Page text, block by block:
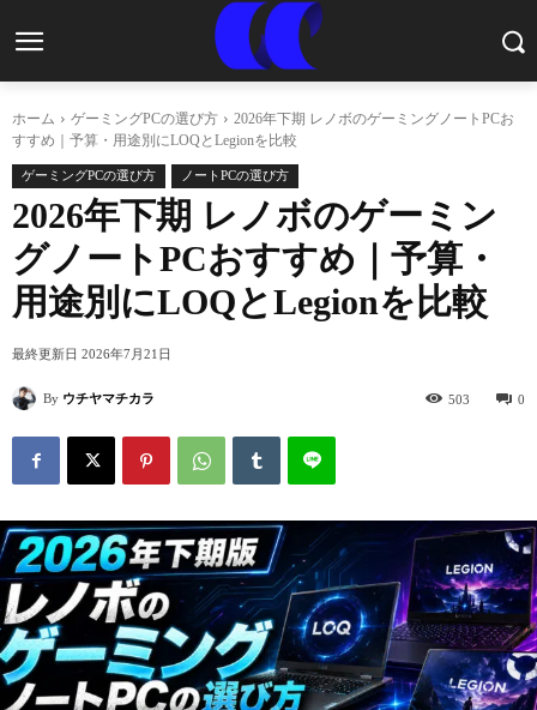
ホーム ゲーミングPCの選び方
2026年下期 レノボのゲーミングノートPCお
すすめ｜予算・用途別にLOQとLegionを比較
ゲーミングPCの選び方 ノートPCの選び方
2026年下期 レノボのゲーミン
グノートPCおすすめ｜予算・
用途別にLOQとLegionを比較
最終更新日 2026年7月21日
By ウチヤマチカラ 0
503